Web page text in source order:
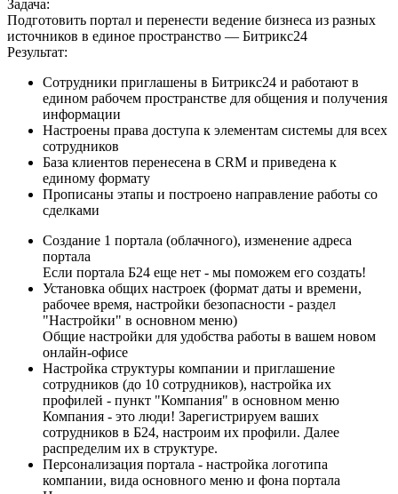
Задача:
Подготовить портал и перенести ведение бизнеса из разных
источников в единое пространство — Битрикс24
Результат:
Сотрудники приглашены в Битрикс24 и работают в
едином рабочем пространстве для общения и получения
информации
Настроены права доступа к элементам системы для всех
сотрудников
База клиентов перенесена в CRM и приведена к
единому формату
Прописаны этапы и построено направление работы со
сделками
Создание 1 портала (облачного), изменение адреса
портала
Если портала Б24 еще нет - мы поможем его создать!
Установка общих настроек (формат даты и времени,
рабочее время, настройки безопасности - раздел
"Настройки" в основном меню)
Общие настройки для удобства работы в вашем новом
онлайн-офисе
Настройка структуры компании и приглашение
сотрудников (до 10 сотрудников), настройка их
профилей - пункт "Компания" в основном меню
Компания - это люди! Зарегистрируем ваших
сотрудников в Б24, настроим их профили. Далее
распределим их в структуре.
Персонализация портала - настройка логотипа
компании, вида основного меню и фона портала